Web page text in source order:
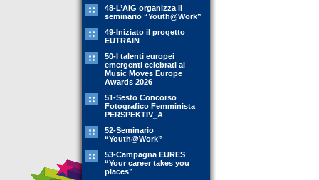
48-L’AIG organizza il
seminario “Youth@Work”
49-Iniziato il progetto
EUTRAIN
50-I talenti europei
emergenti celebrati ai
Music Moves Europe
Awards 2026
51-Sesto Concorso
Fotografico Femminista
PERSPEKTIV_A
52-Seminario
“Youth@Work”
53-Campagna EURES
“Your career takes you
places”